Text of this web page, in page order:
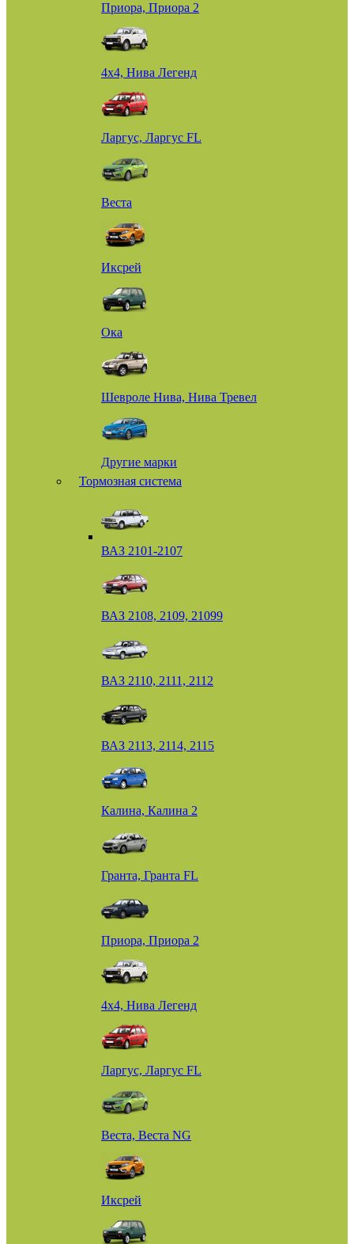
Приора, Приора 2
4х4, Нива Легенд
Ларгус, Ларгус FL
Веста
Иксрей
Ока
Шевроле Нива, Нива Тревел
Другие марки
Тормозная система
ВАЗ 2101-2107
ВАЗ 2108, 2109, 21099
ВАЗ 2110, 2111, 2112
ВАЗ 2113, 2114, 2115
Калина, Калина 2
Гранта, Гранта FL
Приора, Приора 2
4х4, Нива Легенд
Ларгус, Ларгус FL
Веста, Веста NG
Иксрей